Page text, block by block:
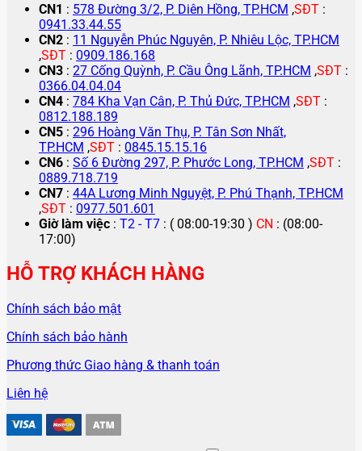
CN1 : 578 Đường 3/2, P. Diên Hồng, TP.HCM ,SĐT :
0941.33.44.55
CN2 : 11 Nguyễn Phúc Nguyên, P. Nhiêu Lộc, TP.HCM
,SĐT : 0909.186.168
CN3 : 27 Cống Quỳnh, P. Cầu Ông Lãnh, TP.HCM ,SĐT :
0366.04.04.04
CN4 : 784 Kha Vạn Cân, P. Thủ Đức, TP.HCM ,SĐT :
0812.188.189
CN5 : 296 Hoàng Văn Thụ, P. Tân Sơn Nhất,
TP.HCM ,SĐT : 0845.15.15.16
CN6 : Số 6 Đường 297, P. Phước Long, TP.HCM ,SĐT :
0889.718.719
CN7 : 44A Lương Minh Nguyệt, P. Phú Thạnh, TP.HCM
,SĐT : 0977.501.601
Giờ làm việc : T2 - T7 : ( 08:00-19:30 ) CN : (08:00-
17:00)
HỖ TRỢ KHÁCH HÀNG
Chính sách bảo mật
Chính sách bảo hành
Phương thức Giao hàng & thanh toán
Liên hệ